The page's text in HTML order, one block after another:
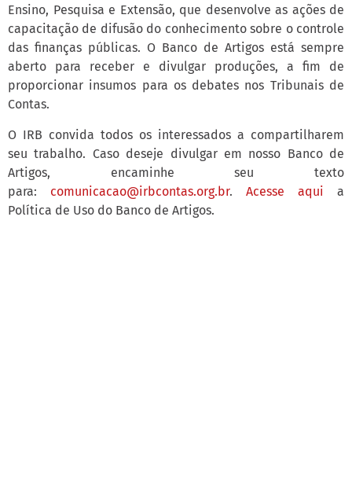
Ensino, Pesquisa e Extensão, que desenvolve as ações de
capacitação de difusão do conhecimento sobre o controle
das finanças públicas. O Banco de Artigos está sempre
aberto para receber e divulgar produções, a fim de
proporcionar insumos para os debates nos Tribunais de
Contas.
O IRB convida todos os interessados a compartilharem
seu trabalho. Caso deseje divulgar em nosso Banco de
Artigos, encaminhe seu texto
para: comunicacao@irbcontas.org.br. Acesse aqui a
Política de Uso do Banco de Artigos.